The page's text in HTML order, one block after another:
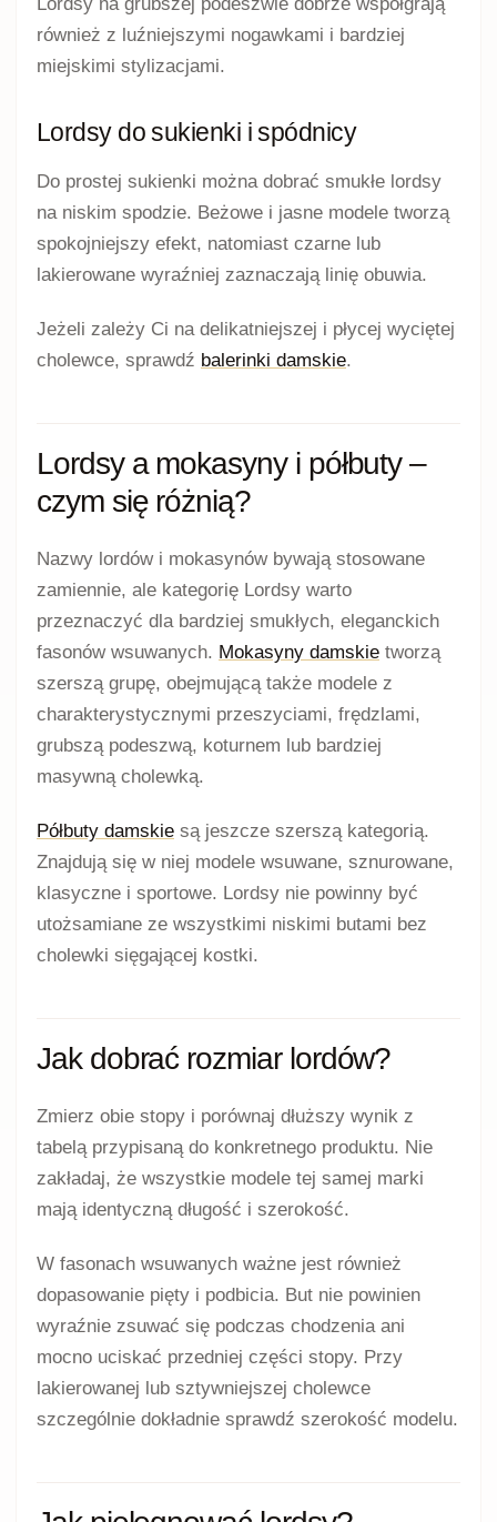
zestawach ze spodniami lub spódnicą.
Grubsza podeszwa albo niewielka platforma
wygląd. Przed wyborem sprawdź jej wysokość,
elastyczność i sposób połączenia z cholewką.
Sam masywniejszy wygląd nie przesądza o
ciężarze ani dopasowaniu modelu.
Jak wybrać odpowiedni fason
lordów?
bardziej klasyczny charakter, natomiast
migdałowy lub lekko zwężony może nadać
butom smuklejszą linię.
Zwróć uwagę na szerokość.Palce powinny
mieć odpowiednią przestrzeń, szczególnie w
modelach o zwężonym nosku.
Oceń głębokość cholewki.
Zbyt płytki fason
może zsuwać się z pięty, a zbyt głęboki uciskać
podbicie.
Sprawdź ozdobę.
miejscu zginania stopy.
Porównaj podeszwę.Weź pod uwagę jej
grubość, sposób zginania i wysokość pięty.
Przeczytaj opis materiałów.
Jak nosić lordsy damskie?
Lordsy do pracy
współgrają z cygaretkami, materiałowymi
spodniami, marynarką, prostą sukienką i spódnicą
midi. Lakierowane modele lub fasony z metalową
ozdobą mogą mocniej podkreślić elegancki
charakter zestawu.